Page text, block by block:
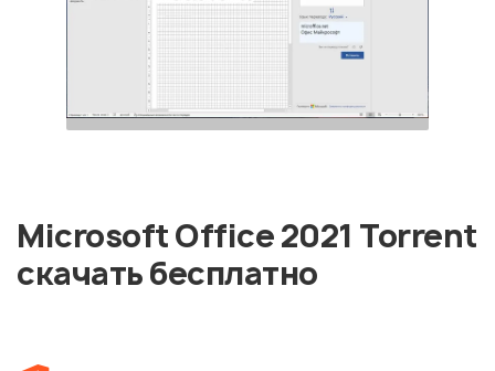
Microsoft Office 2021 Torrent
скачать бесплатно